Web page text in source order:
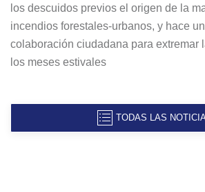
los descuidos previos el origen de la
incendios forestales-urbanos, y hace
colaboración ciudadana para extremar
los meses estivales
TODAS LAS